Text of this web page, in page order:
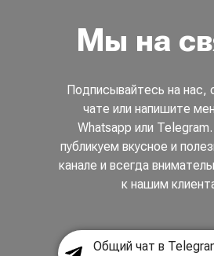
Мы на
Подписывайтесь на нас,
чате или напишите
Whatsapp или
публикуем вкусное и
канале и всегда
к нашим
Общий чат в